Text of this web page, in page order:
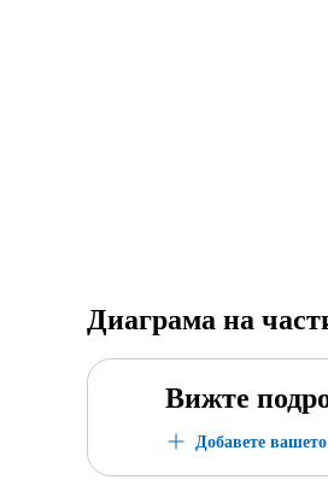
Диаграма на
Вижте
Добавете